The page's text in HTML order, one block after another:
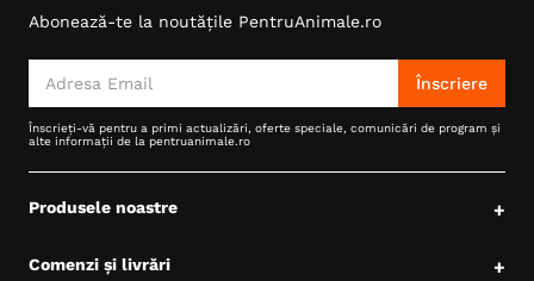
Abonează-te la noutățile PentruAnimale.ro
Înscriere
Înscrieți-vă pentru a primi actualizări, oferte speciale, comunicări de program și
alte informații de la pentruanimale.ro
Produsele noastre +
Comenzi și livrări +